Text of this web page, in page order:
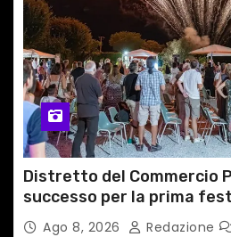
Distretto del Commercio
successo per la prima
del territorio
Ago 8, 2026 Redazione